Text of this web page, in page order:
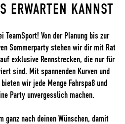
ERWARTEN KANNST
Von der Planung bis zur
Sommerparty stehen wir dir mit Rat
exklusive Rennstrecken, die nur für
sind. Mit spannenden Kurven und
wir jede Menge Fahrspaß und
Party unvergesslich machen.
ganz nach deinen Wünschen, damit